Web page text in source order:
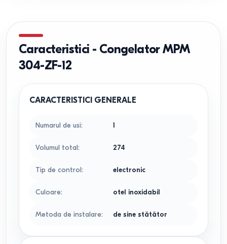
Caracteristici - Congelator MPM
304-ZF-12
CARACTERISTICI GENERALE
Numarul de usi: 1
Volumul total: 274
Tip de control: electronic
Culoare: otel inoxidabil
Metoda de instalare: de sine stătător